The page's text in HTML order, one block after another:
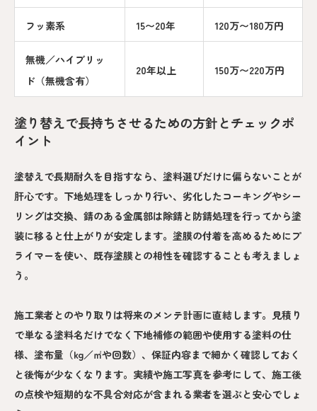
フッ素系 15〜20年 120万〜180万円
無機／ハイブリッ
ド（無機含有）
20年以上 150万〜220万円
塗り替えで長持ちさせるための方針とチェックポ
イント
塗替えで長期耐久を目指すなら、塗料選びだけに偏らないことが
肝心です。下地処理をしっかり行い、劣化したコーキングやシー
リングは交換、錆のある金属部は除錆と防錆処理を行ってから塗
装に移ると仕上がりが安定します。塗膜の付着を高めるためにプ
ライマーを使い、既存塗膜との相性を確認することも考えましょ
う。
施工業者とのやり取りは将来のメンテ計画に直結します。見積り
で単なる塗料名だけでなく下地補修の範囲や使用する塗料の仕
様、塗布量（kg／㎡や回数）、保証内容まで細かく確認しておく
と後悔が少なくなります。実績や施工写真を参考にして、施工後
の点検や短期的な不具合対応が含まれる業者を選ぶと安心でしょ